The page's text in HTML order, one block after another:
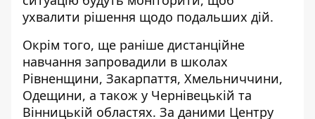
ухвалити рішення щодо подальших дій.
Окрім того, ще раніше дистанційне
навчання запровадили в школах
Рівненщини, Закарпаття, Хмельниччини,
Одещини, а також у Чернівецькій та
Вінницькій областях. За даними Центру